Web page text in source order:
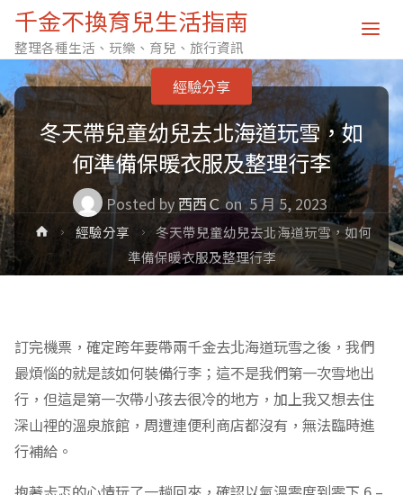
千金不換育兒生活指南
整理各種生活、玩樂、育兒、旅行資訊
冬天帶兒童幼兒去北海道玩雪，如
何準備保暖衣服及整理行李
Posted by 西西Ｃon 5 月 5, 2023
經驗分享
Home經驗分享
冬天帶兒童幼兒去北海道玩雪，如何
準備保暖衣服及整理行李
訂完機票，確定跨年要帶兩千金去北海道玩雪之後，我們
最煩惱的就是該如何裝備行李；這不是我們第一次雪地出
行，但這是第一次帶小孩去很冷的地方，加上我又想去住
深山裡的溫泉旅館，周遭連便利商店都沒有，無法臨時進
行補給。